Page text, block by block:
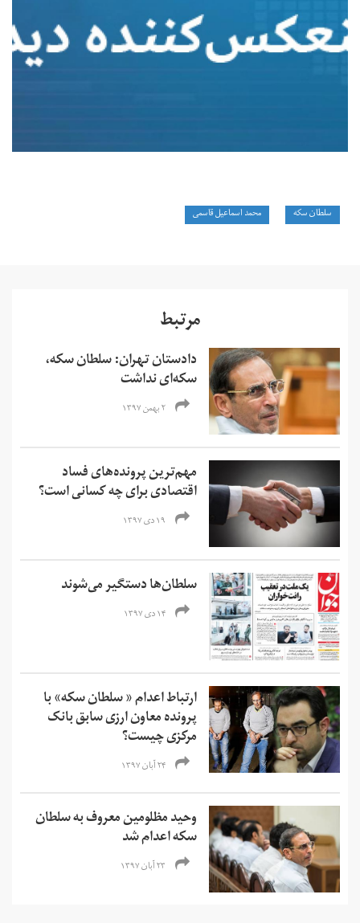
سلطان سکه محمد اسماعیل قاسمی
مرتبط
دادستان تهران: سلطان سکه،
سکه‌ای نداشت
۲ بهمن ۱۳۹۷
مهم‌ترین پرونده‌های فساد
اقتصادی برای چه کسانی‌ است؟
۱۹ دی ۱۳۹۷
سلطان‌ها دستگیر می‌شوند
۱۴ دی ۱۳۹۷
ارتباط اعدام « سلطان سکه» با
پرونده معاون ارزی سابق بانک
مرکزی چیست؟
۲۴ آبان ۱۳۹۷
وحید مظلومین معروف به سلطان
سکه اعدام شد
۲۳ آبان ۱۳۹۷